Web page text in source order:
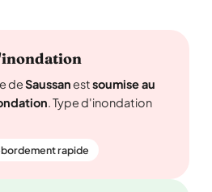
deSaussanestsoumise au
. Type d'inondation
rapide